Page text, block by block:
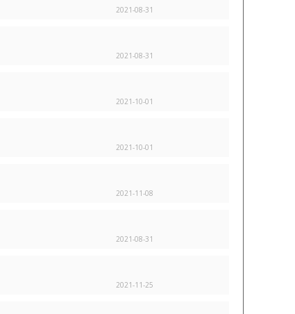
2021-08-31
2021-08-31
2021-10-01
2021-10-01
2021-11-08
2021-08-31
2021-11-25